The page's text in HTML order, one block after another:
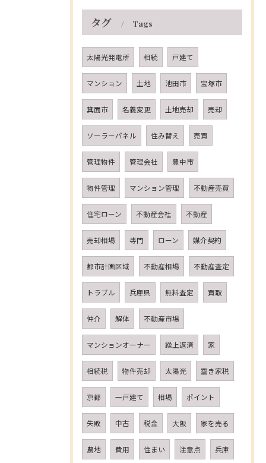
タグ Tags
太陽光発電所 相続 戸建て
マンション 土地 池田市 宝塚市
箕面市 名義変更 土地売却 売却
ソーラーパネル 住み替え 売買
管理物件 管理会社 豊中市
物件管理 マンション管理 不動産売買
住宅ローン 不動産会社 不動産
売却相場 専門 ローン 媒介契約
都市計画区域 不動産相場 不動産査定
トラブル 兵庫県 無料査定 買取
仲介 解体 不動産市場
マンションオーナー 繰上返済 家
相続税 物件売却 太陽光 空き家税
京都 一戸建て 相場 ポイント
失敗 中古 税金 大阪 家を売る
農地 費用 住まい 注意点 兵庫